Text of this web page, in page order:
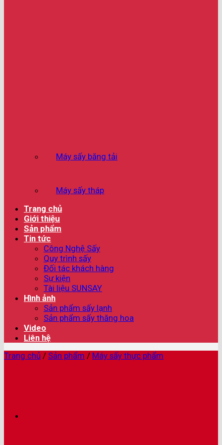
Máy sấy băng tải
Máy sấy tháp
Trang chủ
Giới thiệu
Sản phẩm
Tin tức
Công Nghệ Sấy
Quy trình sấy
Đối tác khách hàng
Sự kiện
Tài liệu SUNSAY
Hình ảnh
Sản phẩm sấy lạnh
Sản phẩm sấy thăng hoa
Video
Liên hệ
Trang chủ / Sản phẩm / Máy sấy thực phẩm